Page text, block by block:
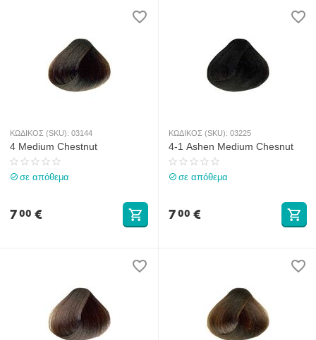
ΚΩΔΙΚΟΣ (SKU): 03144
4 Medium Chestnut
σε απόθεμα
700 €
ΚΩΔΙΚΟΣ (SKU): 03225
4-1 Ashen Medium Chesnut
σε απόθεμα
700 €